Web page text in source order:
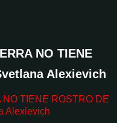
NO TIENE
Alexievich
TIENE ROSTRO DE
Alexievich